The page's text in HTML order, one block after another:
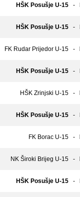
HŠK Posušje U-15 -
HŠK Posušje U-15 -
FK Rudar Prijedor U-15 -
HŠK Posušje U-15 -
HŠK Zrinjski U-15 -
HŠK Posušje U-15 -
FK Borac U-15 -
NK Široki Brijeg U-15 -
HŠK Posušje U-15 -